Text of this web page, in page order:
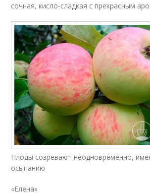
сочная, кисло-сладкая с прекрасным
Плоды созревают неодновременно,
осыпанию
«Елена»